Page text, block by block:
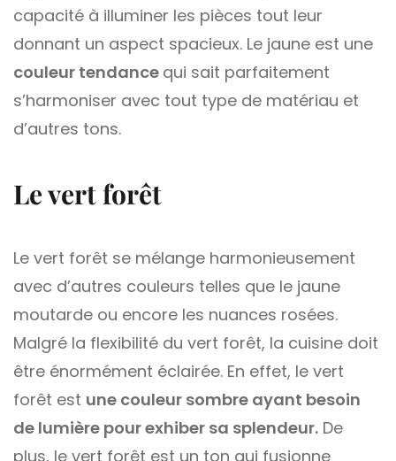
capacité à illuminer les pièces tout leur
donnant un aspect spacieux. Le jaune est une
couleur tendance qui sait parfaitement
s’harmoniser avec tout type de matériau et
d’autres tons.
Le vert forêt
Le vert forêt se mélange harmonieusement
avec d’autres couleurs telles que le jaune
moutarde ou encore les nuances rosées.
Malgré la flexibilité du vert forêt, la cuisine doit
être énormément éclairée. En effet, le vert
forêt est une couleur sombre ayant besoin
de lumière pour exhiber sa splendeur. De
plus, le vert forêt est un ton qui fusionne